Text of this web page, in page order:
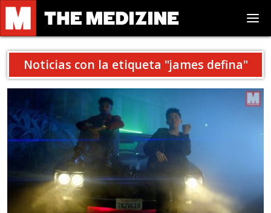
Noticias con la etiqueta "james defina"